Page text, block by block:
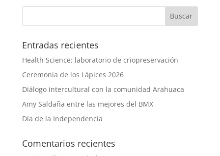
Entradas recientes
Health Science: laboratorio de criopreservación
Ceremonia de los Lápices 2026
Diálogo intercultural con la comunidad Arahuaca
Amy Saldaña entre las mejores del BMX
Día de la Independencia
Comentarios recientes